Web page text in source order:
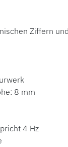
Ziffern
8 mm
4 Hz